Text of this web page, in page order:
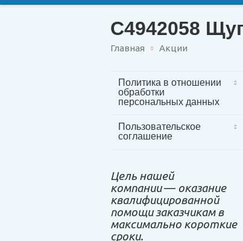
С4942058
Главная Акции
Политика в отношении
обработки
персональных данных
Пользовательское
соглашение
Цель нашей
компании— оказание
квалифицированной
помощи заказчикам в
максимально короткие
сроки.